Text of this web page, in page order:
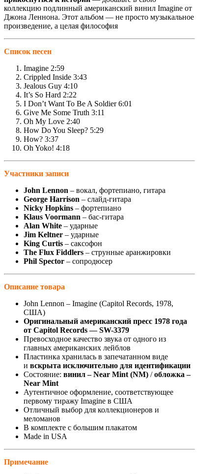
коллекцию подлинный американский винил Imagine от
Джона Леннона. Этот альбом — не просто музыкальное
произведение, а целая философия
Список песен
Imagine 2:59
Crippled Inside 3:43
Jealous Guy 4:10
It’s So Hard 2:22
I Don’t Want To Be A Soldier 6:01
Give Me Some Truth 3:11
Oh My Love 2:40
How Do You Sleep? 5:29
How? 3:37
Oh Yoko! 4:18
Участники записи
John Lennon – вокал, фортепиано, гитара
George Harrison – слайд-гитара
Nicky Hopkins – фортепиано
Klaus Voormann – бас-гитара
Alan White – ударные
Jim Keltner – ударные
King Curtis – саксофон
The Flux Fiddlers – струнные аранжировки
Phil Spector – сопродюсер
Описание товара
John Lennon – Imagine (Capitol Records, 1978,
США)
Оригинальный американский пресс 1978 года
от Capitol Records — SW-3379
Превосходное качество звука от одного из
главных американских лейблов
Пластинка хранилась в запечатанном виде
и вскрыта исключительно для идентификации
Состояние: винил – Near Mint (NM) /обложка –
Near Mint
Аутентичное оформление, соответствующее
первому тиражу Imagine в США
Отличный выбор для коллекционеров и
меломанов
В комплекте с большим плакатом
Made in USA
Примечание